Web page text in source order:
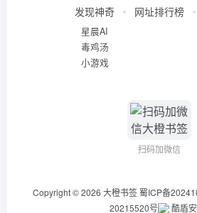
发现神奇
星晨AI
毒鸡汤
小游戏
网址排行榜
扫码加微信
Copyright © 2026 大橙书签 蜀ICP备
20215520号
酷盾